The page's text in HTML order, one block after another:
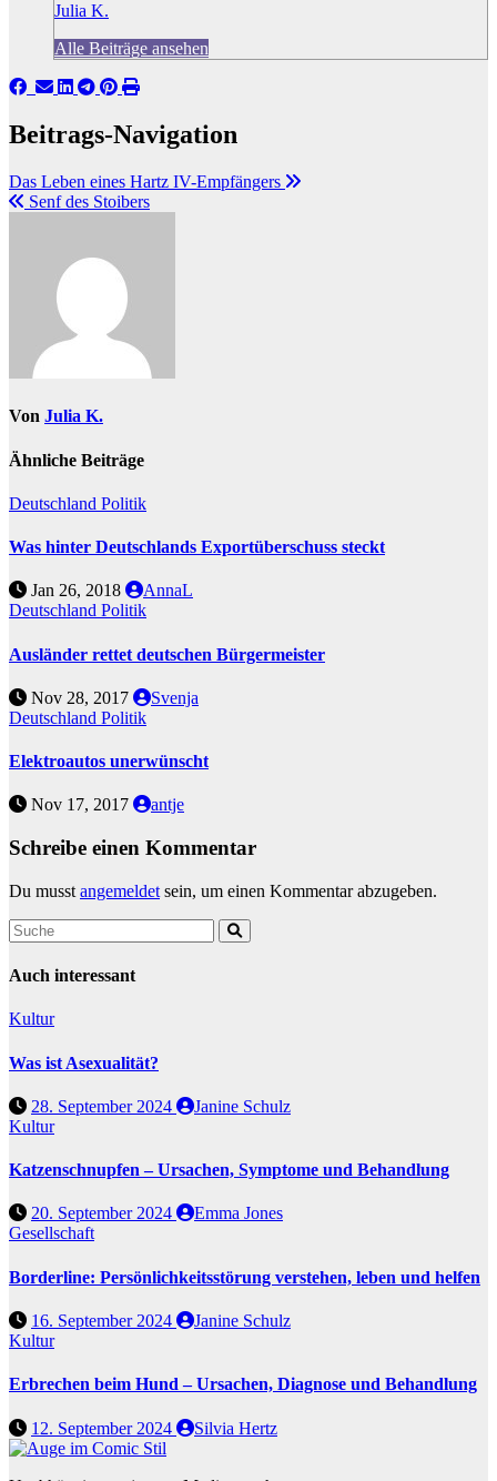
Julia K.
Alle Beiträge ansehen
Beitrags-Navigation
Das Leben eines Hartz IV-Empfängers
Senf des Stoibers
Von Julia K.
Ähnliche Beiträge
Deutschland Politik
Was hinter Deutschlands Exportüberschuss steckt
Jan 26, 2018
AnnaL
Deutschland Politik
Ausländer rettet deutschen Bürgermeister
Nov 28, 2017
Svenja
Deutschland Politik
Elektroautos unerwünscht
Nov 17, 2017 antje
Schreibe einen Kommentar
Du musst angemeldet sein, um einen Kommentar abzugeben.
Auch interessant
Kultur
Was ist Asexualität?
28. September 2024
Janine Schulz
Kultur
Katzenschnupfen – Ursachen, Symptome und Behandlung
20. September 2024
Emma Jones
Gesellschaft
Borderline: Persönlichkeitsstörung verstehen, leben und helfen
16. September 2024
Janine Schulz
Kultur
Erbrechen beim Hund – Ursachen, Diagnose und Behandlung
12. September 2024 Silvia Hertz